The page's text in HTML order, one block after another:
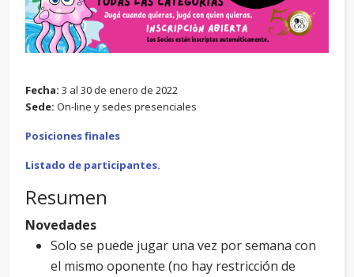
Fecha: 3 al 30 de enero de 2022
Sede: On-line y sedes presenciales
Posiciones finales
Listado de participantes.
Resumen
Novedades
Solo se puede jugar una vez por semana con
el mismo oponente (no hay restricción de